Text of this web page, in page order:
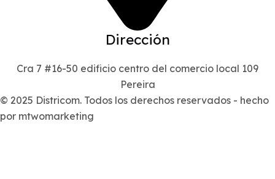
Dirección
Cra 7 #16-50 edificio centro del comercio local 109
Pereira
© 2025 Districom. Todos los derechos reservados - hecho
por mtwomarketing